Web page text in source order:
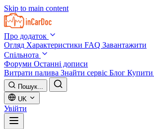
Skip to main content
Про додаток
Огляд Характеристики FAQ Завантажити
Спільнота
Форуми Останні дописи
Витрати палива Знайти сервіс Блог Купити
Пошук...
UK
Увійти